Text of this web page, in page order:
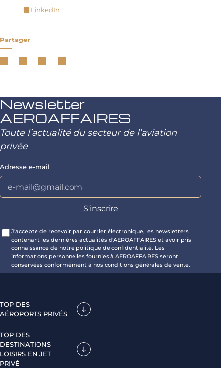
LinkedIn
Partager
Newsletter
AEROAFFAIRES
Toute l’actualité du secteur de l’aviation
privée
Adresse e-mail
J'accepte de recevoir par courrier électronique, les newsletters
contenant les dernières actualités d'AEROAFFAIRES et avoir pris
connaissance de notre politique de confidentialité. Les
informations personnelles fournies à AEROAFFAIRES seront
conservées conformément à nos conditions générales de vente.
TOP DES
AÉROPORTS PRIVÉS
TOP DES
DESTINATIONS
LOISIRS EN JET
PRIVÉ